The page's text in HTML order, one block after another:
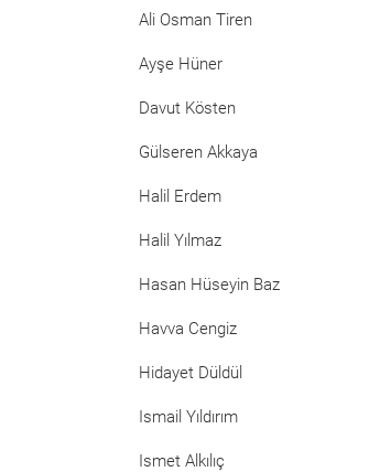
Ali Osman Tiren
Ayşe Hüner
Davut Kösten
Gülseren Akkaya
Halil Erdem
Halil Yılmaz
Hasan Hüseyin Baz
Havva Cengiz
Hidayet Düldül
Ismail Yıldırım
Ismet Alkılıç